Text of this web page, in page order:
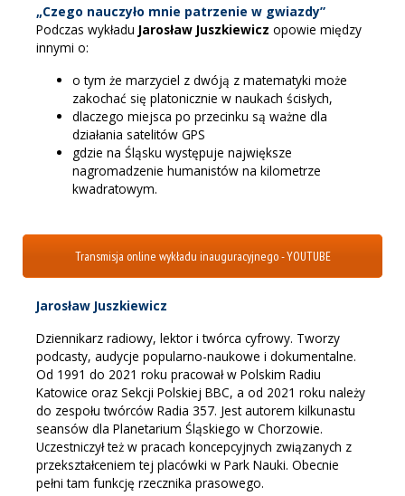
„Czego nauczyło mnie patrzenie w gwiazdy”
Podczas wykładu Jarosław Juszkiewicz opowie między
innymi o:
o tym że marzyciel z dwóją z matematyki może
zakochać się platonicznie w naukach ścisłych,
dlaczego miejsca po przecinku są ważne dla
działania satelitów GPS
gdzie na Śląsku występuje największe
nagromadzenie humanistów na kilometrze
kwadratowym.
Transmisja online wykładu inauguracyjnego - YOUTUBE
Jarosław Juszkiewicz
Dziennikarz radiowy, lektor i twórca cyfrowy. Tworzy
podcasty, audycje popularno-naukowe i dokumentalne.
Od 1991 do 2021 roku pracował w Polskim Radiu
Katowice oraz Sekcji Polskiej BBC, a od 2021 roku należy
do zespołu twórców Radia 357. Jest autorem kilkunastu
seansów dla Planetarium Śląskiego w Chorzowie.
Uczestniczył też w pracach koncepcyjnych związanych z
przekształceniem tej placówki w Park Nauki. Obecnie
pełni tam funkcję rzecznika prasowego.